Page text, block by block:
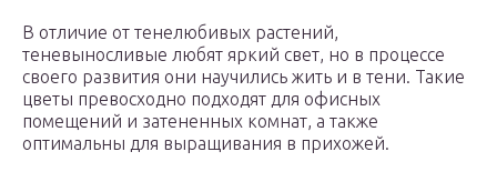
В отличие от тенелюбивых растений,
теневыносливые любят яркий свет, но в процессе
своего развития они научились жить и в тени. Такие
цветы превосходно подходят для офисных
помещений и затененных комнат, а также
оптимальны для выращивания в прихожей.